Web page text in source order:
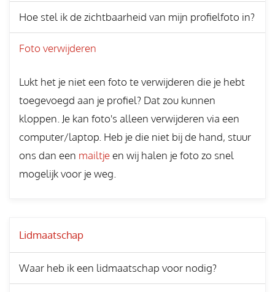
Hoe stel ik de zichtbaarheid van mijn profielfoto in?
Foto verwijderen
Lukt het je niet een foto te verwijderen die je hebt
toegevoegd aan je profiel? Dat zou kunnen
kloppen. Je kan foto's alleen verwijderen via een
computer/laptop. Heb je die niet bij de hand, stuur
ons dan een mailtjeen wij halen je foto zo snel
mogelijk voor je weg.
Lidmaatschap
Waar heb ik een lidmaatschap voor nodig?